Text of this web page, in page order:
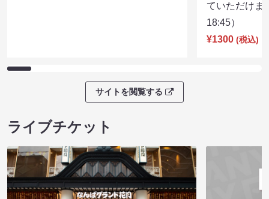
ていただけ
18:45）
¥1300 (税込)
サイトを閲覧する
ライブチケット